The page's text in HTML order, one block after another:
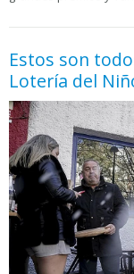
Estos son
Lotería del